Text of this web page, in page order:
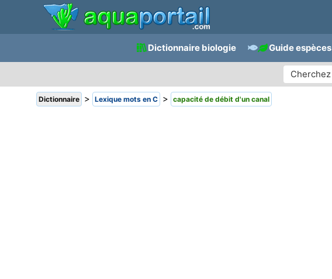
Dictionnaire biologie Guide espèces
Dictionnaire > Lexique mots en C > capacité de débit d'un canal